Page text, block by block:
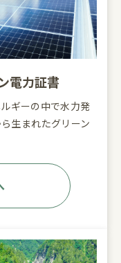
電力証書
ギーの中で水力発
生まれたグリーン